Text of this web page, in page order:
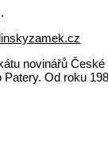
novinářů
Od roku